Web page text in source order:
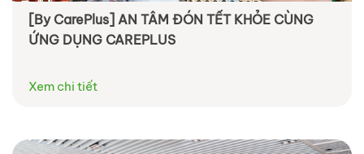
[By CarePlus] AN TÂM ĐÓN TẾT KHỎE CÙNG
ỨNG DỤNG CAREPLUS
Xem chi tiết